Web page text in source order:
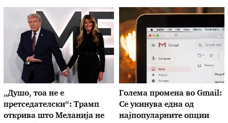
„Душо, тоа не е
претседателски“: Трамп
открива што Меланија не
Голема промена во Gmail:
Се укинува една од
најпопуларните опции